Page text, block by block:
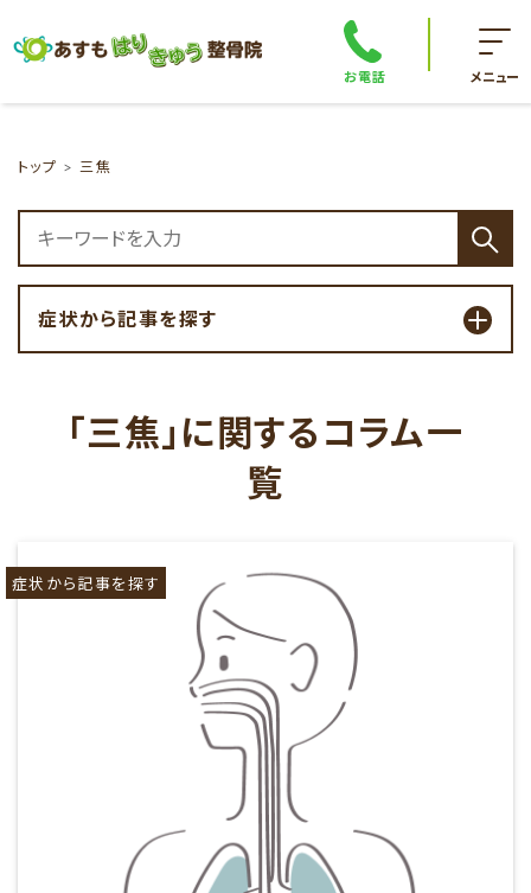
お電話 メニュー
トップ 三焦
症状から記事を探す
「三焦」に関するコラム一
覧
症状から記事を探す